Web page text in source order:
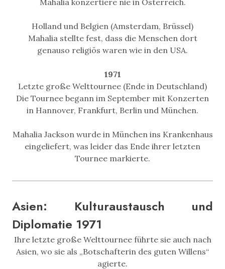
Mahalia konzertiere nie in Österreich.
Holland und Belgien (Amsterdam, Brüssel)
Mahalia stellte fest, dass die Menschen dort
genauso religiös waren wie in den USA.
1971
Letzte große Welttournee (Ende in Deutschland)
Die Tournee begann im September mit Konzerten
in Hannover, Frankfurt, Berlin und München.
Mahalia Jackson wurde in München ins Krankenhaus
eingeliefert, was leider das Ende ihrer letzten
Tournee markierte.
Asien: Kulturaustausch und
Diplomatie 1971
Ihre letzte große Welttournee führte sie auch nach
Asien, wo sie als „Botschafterin des guten Willens“
agierte.